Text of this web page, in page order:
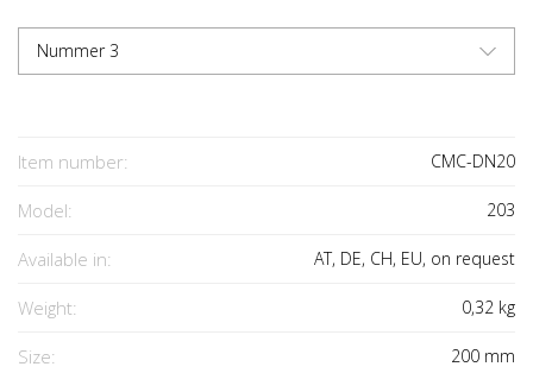
Nummer 3
Item number: CMC-DN20
Model: 203
Available in: AT, DE, CH, EU, on request
Weight: 0,32 kg
Size: 200 mm